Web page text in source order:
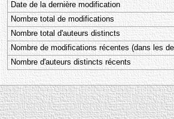
Date de la dernière modification
Nombre total de modifications
Nombre total d'auteurs distincts
Nombre de modifications récentes (dans les
Nombre d'auteurs distincts récents